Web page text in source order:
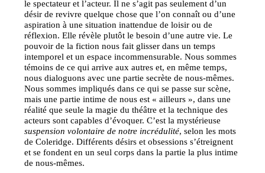
le spectateur et l’acteur. Il ne s’agit pas seulement d’un
désir de revivre quelque chose que l’on connaît ou d’une
aspiration à une situation inattendue de loisir ou de
réflexion. Elle révèle plutôt le besoin d’une autre vie. Le
pouvoir de la fiction nous fait glisser dans un temps
intemporel et un espace incommensurable. Nous sommes
témoins de ce qui arrive aux autres et, en même temps,
nous dialoguons avec une partie secrète de nous-mêmes.
Nous sommes impliqués dans ce qui se passe sur scène,
mais une partie intime de nous est « ailleurs », dans une
réalité que seule la magie du théâtre et la technique des
acteurs sont capables d’évoquer. C’est la mystérieuse
suspension volontaire de notre incrédulité, selon les mots
de Coleridge. Différents désirs et obsessions s’étreignent
et se fondent en un seul corps dans la partie la plus intime
de nous-mêmes.